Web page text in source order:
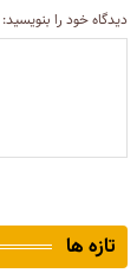
دیدگاه خود را بنویسید:
تازه ها